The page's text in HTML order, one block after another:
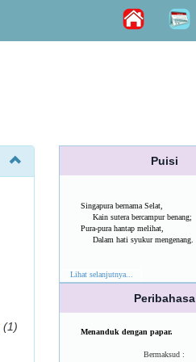
(1)
Puisi
Singapura bernama Selat,
Kain sutera bercampur benang;
Pura-pura hantap melihat,
Dalam hati syukur mengenang.
Lihat selanjutnya...
Peribahasa
Menanduk dengan papar.
Bermaksud :